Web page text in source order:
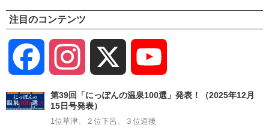
注目のコンテンツ
Facebook Instagram
Channel
第39回「にっぽんの温泉100選」発表！（2025年12月
15日号発表）
1位草津、２位下呂、３位道後